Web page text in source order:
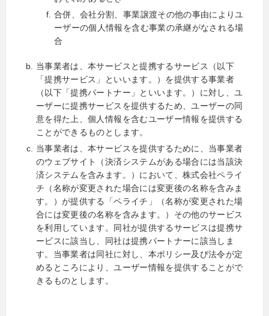
合併、会社分割、事業譲渡その他の事由によりユ
ーザーの個人情報を含む事業の承継がなされる場
合
当事業者は、本サービスと提携するサービス（以下
「提携サービス」といいます。）を提供する事業者
（以下「提携パートナー」といいます。）に対し、ユ
ーザーに提携サービスを提供するため、ユーザーの同
意を得た上、個人情報を含むユーザー情報を提供する
ことができるものとします。
当事業者は、本サービスを提供するために、当事業者
のウェブサイト（決済システムがある場合には当該決
済システムを含みます。）において、株式会社ペライ
チ（名称が変更された場合には変更後の名称を含みま
す。）が提供する「ペライチ」（名称が変更された場
合には変更後の名称を含みます。）その他のサービス
を利用しています。同社が提供するサービスは提携サ
ービスに該当し、同社は提携パートナーに該当しま
す。当事業者は同社に対し、本ポリシー及び法令が定
めるところにより、ユーザー情報を提供することがで
きるものとします。